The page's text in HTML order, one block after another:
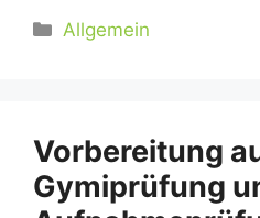
Kategorien
Allgemein
Vorbereitung
Gymiprüfung